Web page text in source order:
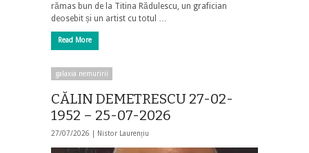
rămas bun de la Titina Rădulescu, un grafician
deosebit și un artist cu totul …
Read More
galaxia nemuririi
CĂLIN DEMETRESCU 27-02-
1952 – 25-07-2026
27/07/2026 | Nistor Laurențiu